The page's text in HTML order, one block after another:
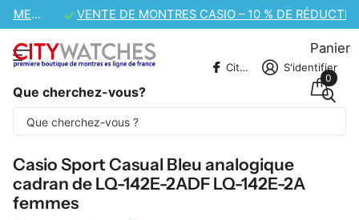
VENTE DE MONTRES CASIO – 10 % DE RÉDUCTION SUPPLÉMENTAIRE
Que cherchez-vous?
CitywatchesFR S'identifier
Panier
0
Une partie du contenu est traduite
automatiquement.
Casio Sport Casual Bleu analogique
cadran de LQ-142E-2ADF LQ-142E-2A
femmes